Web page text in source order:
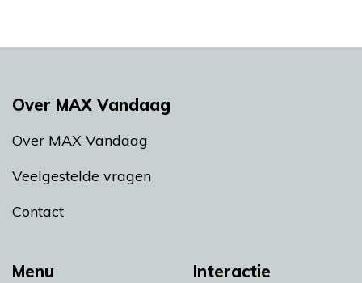
Menu Interactie
Over MAX Vandaag
Over MAX Vandaag
Veelgestelde vragen
Contact